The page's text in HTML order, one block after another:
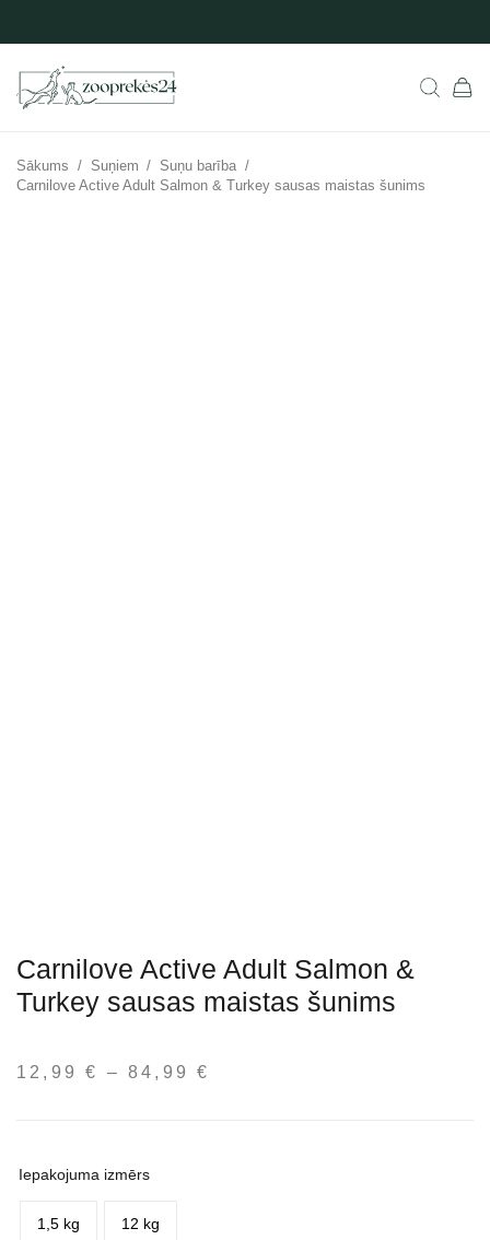
Sākums / Suņiem / Suņu barība /
Carnilove Active Adult Salmon & Turkey sausas maistas šunims
Carnilove Active Adult Salmon &
Turkey sausas maistas šunims
12,99€ – 84,99€
Iepakojuma izmērs
1,5 kg 12 kg